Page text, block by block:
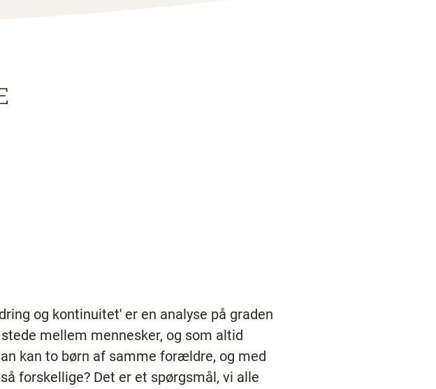
og kontinuitet' er en analyse på graden
mellem mennesker, og som altid
kan to børn af samme forældre, og med
forskellige? Det er et spørgsmål, vi alle